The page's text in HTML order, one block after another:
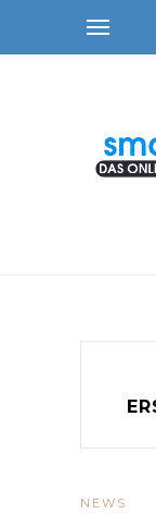
NEWS